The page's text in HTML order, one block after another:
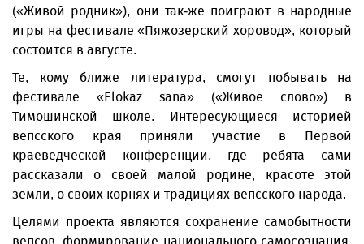
(«Живой родник»), они так-же поиграют в народные
игры на фестивале «Пяжозерский хоровод», который
состоится в августе.
Те, кому ближе литература, смогут побывать на
фестивале «Elokaz sana» («Живое слово») в
Тимошинской школе. Интересующиеся историей
вепсского края приняли участие в Первой
краеведческой конференции, где ребята сами
рассказали о своей малой родине, красоте этой
земли, о своих корнях и традициях вепсского народа.
Целями проекта являются сохранение самобытности